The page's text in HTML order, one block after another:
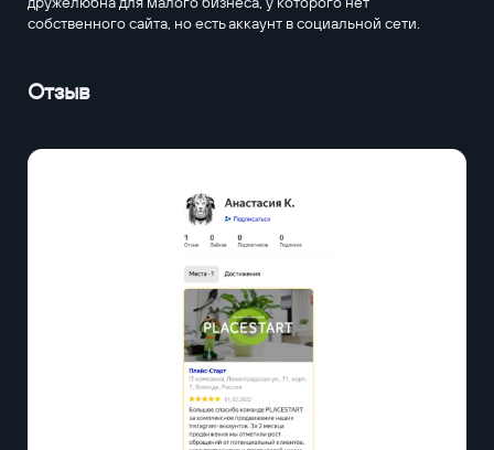
собственного сайта, но есть аккаунт в социальной сети.
Отзыв